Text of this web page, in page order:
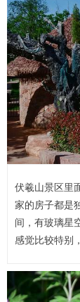
伏羲山景区里
家的房子都是
间，有玻璃星
感觉比较特别